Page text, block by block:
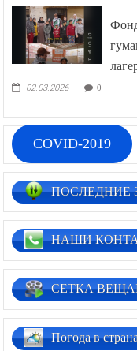
02.03.2026 0
COVID-2019
ПОСЛЕДНИЕ
НАШИ
СЕТКА
Погода в